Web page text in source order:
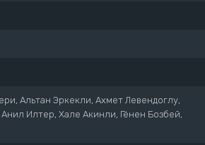
Альтан Эркекли, Ахмет Левендоглу,
Илтер, Хале Акинли, Гёнен Бозбей,